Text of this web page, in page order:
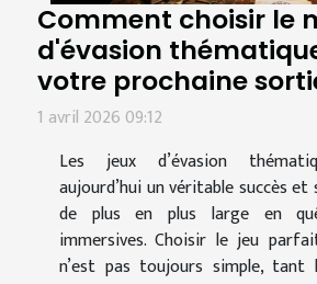
Comment choisir le
d'évasion
votre prochaine
1 avril 2026 09:12
Les jeux d’évasion
aujourd’hui un véritable succès
de plus en plus large en
immersives. Choisir le jeu
n’est pas toujours simple, tant